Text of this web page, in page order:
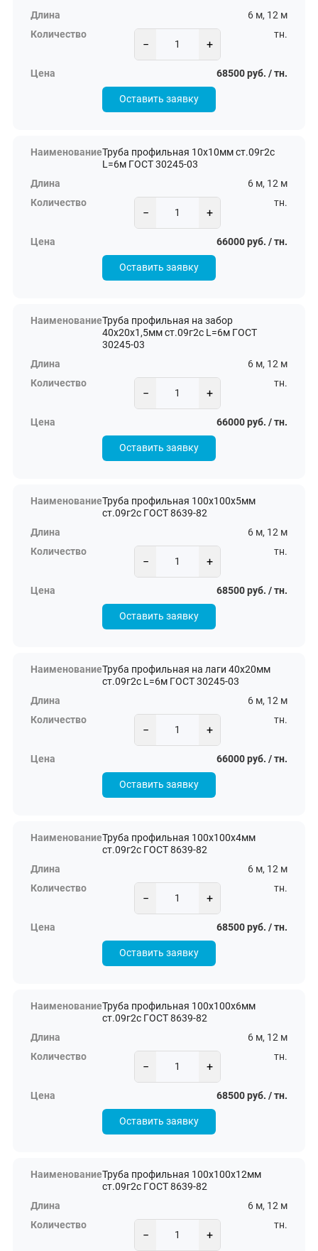
6 м, 12 м
− +
тн.
68500 руб. / тн.
Оставить заявку
Труба профильная 10х10мм ст.09г2с
L=6м ГОСТ 30245-03
6 м, 12 м
− +
тн.
66000 руб. / тн.
Оставить заявку
Труба профильная на забор
40х20х1,5мм ст.09г2с L=6м ГОСТ
30245-03
6 м, 12 м
− +
тн.
66000 руб. / тн.
Оставить заявку
Труба профильная 100х100х5мм
ст.09г2с ГОСТ 8639-82
6 м, 12 м
− +
тн.
68500 руб. / тн.
Оставить заявку
Труба профильная на лаги 40х20мм
ст.09г2с L=6м ГОСТ 30245-03
6 м, 12 м
− +
тн.
66000 руб. / тн.
Оставить заявку
Труба профильная 100х100х4мм
ст.09г2с ГОСТ 8639-82
6 м, 12 м
− +
тн.
68500 руб. / тн.
Оставить заявку
Труба профильная 100х100х6мм
ст.09г2с ГОСТ 8639-82
6 м, 12 м
− +
тн.
68500 руб. / тн.
Оставить заявку
Труба профильная 100х100х12мм
ст.09г2с ГОСТ 8639-82
6 м, 12 м
− +
тн.